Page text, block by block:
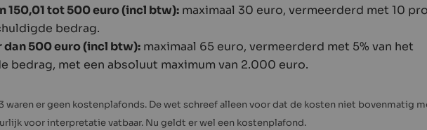
150,01 tot 500 euro (incl btw): maximaal 30 euro, vermeerderd met 10
bedrag.
dan 500 euro (incl btw): maximaal 65 euro, vermeerderd met 5% van het
bedrag, met een absoluut maximum van 2.000 euro.
waren er geen kostenplafonds. De wet schreef alleen voor dat de kosten niet bovenmatig
voor interpretatie vatbaar. Nu geldt er wel een kostenplafond.